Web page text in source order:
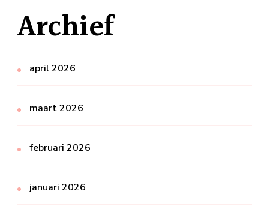
Archief
april 2026
maart 2026
februari 2026
januari 2026